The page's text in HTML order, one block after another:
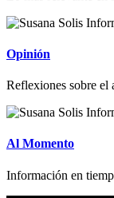
Opinión
Reflexiones sobre el
Al Momento
Información en